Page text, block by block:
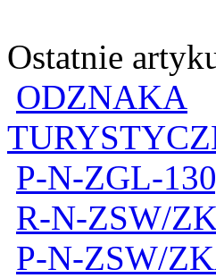
Ostatnie
ODZNAKA
P-N-ZGL-
R-N-ZSW/
P-N-ZSW/